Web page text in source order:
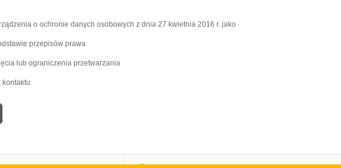
o ochronie danych osobowych z dnia 27 kwietnia 2016 r. jako
przepisów prawa
lub ograniczenia przetwarzania